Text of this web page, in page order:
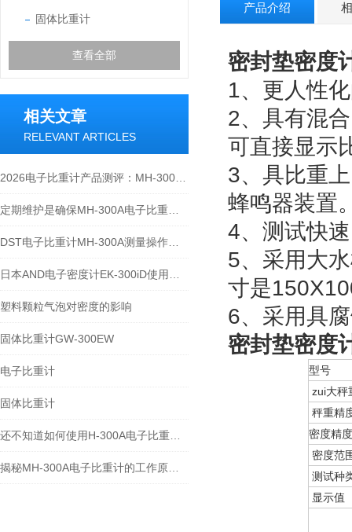
固体比重计
查看全部
相关文章
RELEVANT ARTICLES
塑料颗粒气泡对密度的影响
固体比重计GW-300EW
电子比重计
固体比重计
产品介绍
密封垫密度
1、更人性
2、具有混
可直接显示
3、具比重
蜂鸣器装置
4、测试快
5、采用大
寸是
6、采用具
密封垫密度
型号
zui大秤
秤重精
密度精度
密度范
测试种
显示值